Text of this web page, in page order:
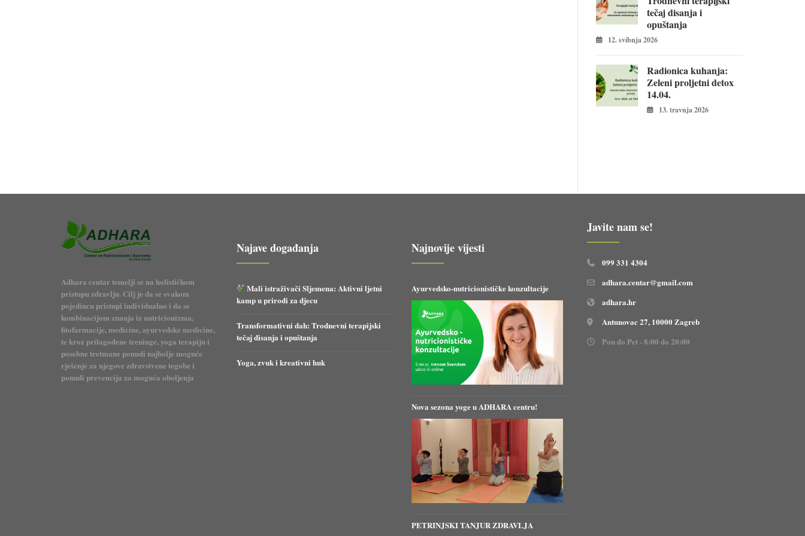
tečaj disanja i
opuštanja
12. svibnja 2026
Radionica kuhanja:
Zeleni proljetni detox
14.04.
13. travnja 2026
Adhara centar temelji se na holističkom
pristupu zdravlju. Cilj je da se svakom
pojedincu pristupi individualno i da se
kombinacijom znanja iz nutricionizma,
fitofarmacije, medicine, ayurvedske medicine,
te kroz prilagođene treninge, yoga terapiju i
posebne tretmane ponudi najbolje moguće
rješenje za njegove zdravstvene tegobe i
ponudi prevencija za moguća oboljenja
Najave događanja
Mali istraživači Sljemena: Aktivni ljetni
kamp u prirodi za djecu
Transformativni dah: Trodnevni terapijski
tečaj disanja i opuštanja
Yoga, zvuk i kreativni huk
Najnovije vijesti
Ayurvedsko-nutricionističke konzultacije
Nova sezona yoge u ADHARA centru!
PETRINJSKI TANJUR ZDRAVLJA
Javite nam se!
099 331 4304
adhara.centar@gmail.com
adhara.hr
Antunovac 27, 10000 Zagreb
Pon do Pet - 8:00 do 20:00